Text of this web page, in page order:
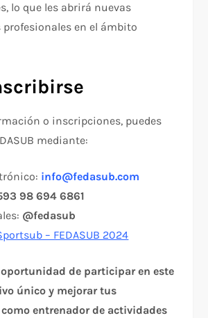
lo que les abrirá nuevas
en el ámbito
o inscripciones, puedes
mediante:
info@fedasub.com
98 694 6861
@fedasub
– FEDASUB 2024
oportunidad de participar en este
único y mejorar tus
entrenador de actividades